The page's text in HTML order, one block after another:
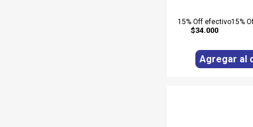
15% Off efectivo
$34.000
15%
Agregar al